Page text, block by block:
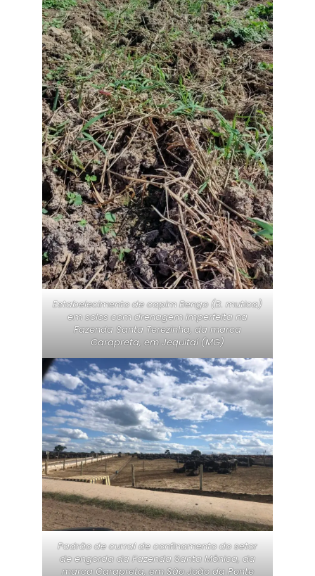
Estabelecimento de capim Bengo (B. mutica)
em solos com drenagem imperfeita na
Fazenda Santa Terezinha, da marca
Carapreta, em Jequitaí (MG)
Padrão de curral de confinamento do setor
de engorda da Fazenda Santa Mônica, da
marca Carapreta, em São João da Ponte